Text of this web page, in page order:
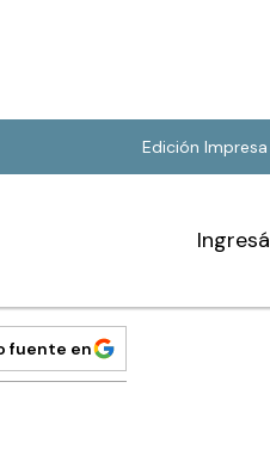
Edición Impresa
Ingresá
fuente en